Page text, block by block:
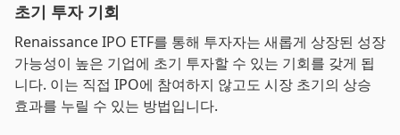
초기 투자 기회
Renaissance IPO ETF를 통해 투자자는 새롭게 상장된 성장
가능성이 높은 기업에 초기 투자할 수 있는 기회를 갖게 됩
니다. 이는 직접 IPO에 참여하지 않고도 시장 초기의 상승
효과를 누릴 수 있는 방법입니다.